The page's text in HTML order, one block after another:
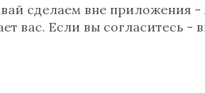
сделаем вне приложения
Если вы согласитесь -